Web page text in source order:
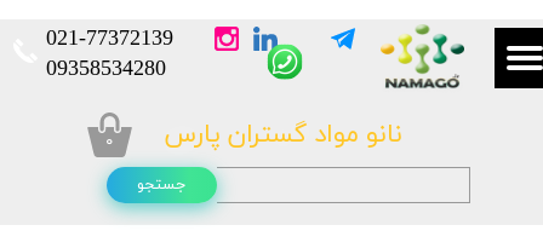
نانو مواد گستران پارس
021-77372139​​​​​​​
​​​​​​​09358534280
جستجو
۰